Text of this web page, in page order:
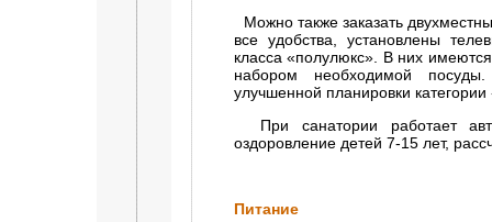
Можно также заказать
все удобства, установлены
класса «полулюкс». В них
набором необходимой
улучшенной планировки
При санатории работает
оздоровление детей 7-15 лет,
Питание